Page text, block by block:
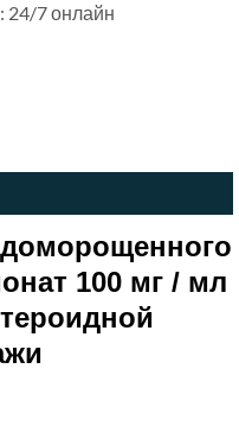
24/7 онлайн
доморощенного
100 мг / мл